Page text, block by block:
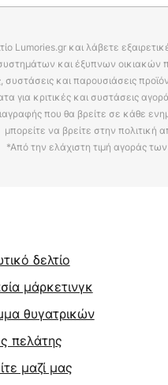
Lumories.gr και λάβετε
και έξυπνων οικιακών
και παρουσιάσεις
για κριτικές και συστάσεις
που θα βρείτε σε κάθε
μπορείτε να βρείτε στην πολιτική
*Από την ελάχιστη τιμή αγοράς
δελτίο
μάρκετινγκ
θυγατρικών
πελάτης
μαζί μας